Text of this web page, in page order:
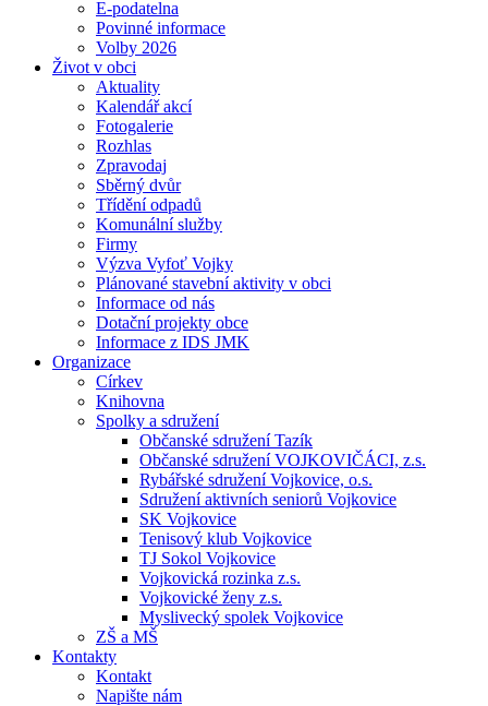
E-podatelna
Povinné informace
Volby 2026
Život v obci
Aktuality
Kalendář akcí
Fotogalerie
Rozhlas
Zpravodaj
Sběrný dvůr
Třídění odpadů
Komunální služby
Firmy
Výzva Vyfoť Vojky
Plánované stavební aktivity v obci
Informace od nás
Dotační projekty obce
Informace z IDS JMK
Organizace
Církev
Knihovna
Spolky a sdružení
Občanské sdružení Tazík
Občanské sdružení VOJKOVIČÁCI, z.s.
Rybářské sdružení Vojkovice, o.s.
Sdružení aktivních seniorů Vojkovice
SK Vojkovice
Tenisový klub Vojkovice
TJ Sokol Vojkovice
Vojkovická rozinka z.s.
Vojkovické ženy z.s.
Myslivecký spolek Vojkovice
ZŠ a MŠ
Kontakty
Kontakt
Napište nám